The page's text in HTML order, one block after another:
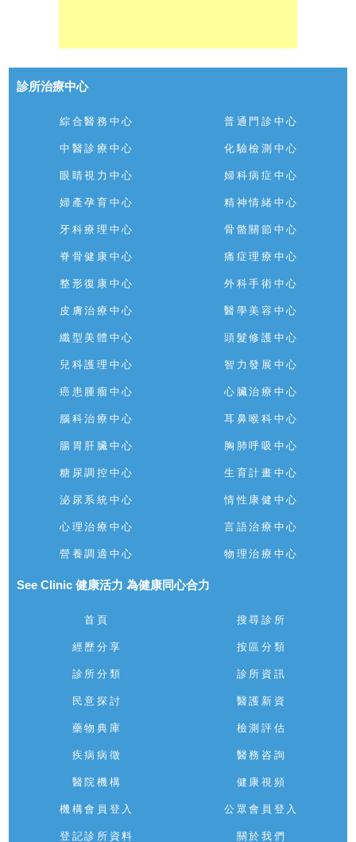
診所治療中心
綜合醫務中心 普通門診中心
中醫診療中心 化驗檢測中心
眼睛視力中心 婦科病症中心
婦產孕育中心 精神情緒中心
牙科療理中心 骨骼關節中心
脊骨健康中心 痛症理療中心
整形復康中心 外科手術中心
皮膚治療中心 醫學美容中心
纖型美體中心 頭髮修護中心
兒科護理中心 智力發展中心
癌患腫瘤中心 心臟治療中心
腦科治療中心 耳鼻喉科中心
腸胃肝臟中心 胸肺呼吸中心
糖尿調控中心 生育計畫中心
泌尿系統中心 情性康健中心
心理治療中心 言語治療中心
營養調適中心 物理治療中心
See Clinic 健康活力 為健康同心合力
首頁 搜尋診所
經歷分享 按區分類
診所分類 診所資訊
民意探討 醫護新資
藥物典庫 檢測評估
疾病病徵 醫務咨詢
醫院機構 健康視頻
機構會員登入 公眾會員登入
登記診所資料 關於我們